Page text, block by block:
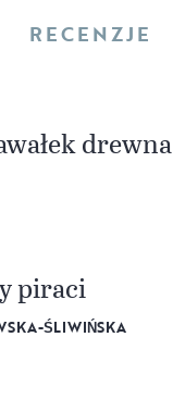
RECENZJE
drewna
piraci
ŚLIWIŃSKA